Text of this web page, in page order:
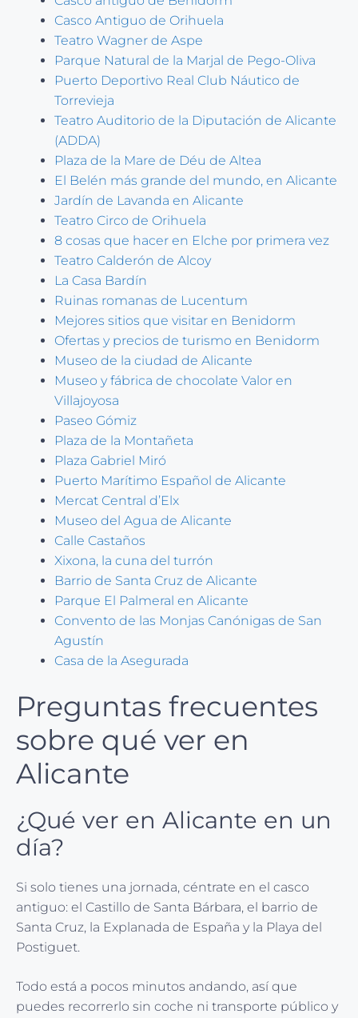
Casco Antiguo de Orihuela
Teatro Wagner de Aspe
Parque Natural de la Marjal de Pego-Oliva
Puerto Deportivo Real Club Náutico de
Torrevieja
Teatro Auditorio de la Diputación de Alicante
(ADDA)
Plaza de la Mare de Déu de Altea
El Belén más grande del mundo, en Alicante
Jardín de Lavanda en Alicante
Teatro Circo de Orihuela
8 cosas que hacer en Elche por primera vez
Teatro Calderón de Alcoy
La Casa Bardín
Ruinas romanas de Lucentum
Mejores sitios que visitar en Benidorm
Ofertas y precios de turismo en Benidorm
Museo de la ciudad de Alicante
Museo y fábrica de chocolate Valor en
Villajoyosa
Paseo Gómiz
Plaza de la Montañeta
Plaza Gabriel Miró
Puerto Marítimo Español de Alicante
Mercat Central d’Elx
Museo del Agua de Alicante
Calle Castaños
Xixona, la cuna del turrón
Barrio de Santa Cruz de Alicante
Parque El Palmeral en Alicante
Convento de las Monjas Canónigas de San
Agustín
Casa de la Asegurada
Preguntas frecuentes
sobre qué ver en
Alicante
¿Qué ver en Alicante en un
día?
Si solo tienes una jornada, céntrate en el casco
antiguo: el Castillo de Santa Bárbara, el barrio de
Santa Cruz, la Explanada de España y la Playa del
Postiguet.
Todo está a pocos minutos andando, así que
puedes recorrerlo sin coche ni transporte público y